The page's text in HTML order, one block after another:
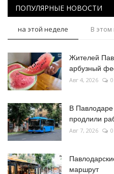
ПОПУЛЯРНЫЕ НОВОСТИ
на этой неделе В этом
Жителей
арбузный
Авг 4, 2026 0
В Павлодаре
продлили
Авг 7, 2026 0
маршрут